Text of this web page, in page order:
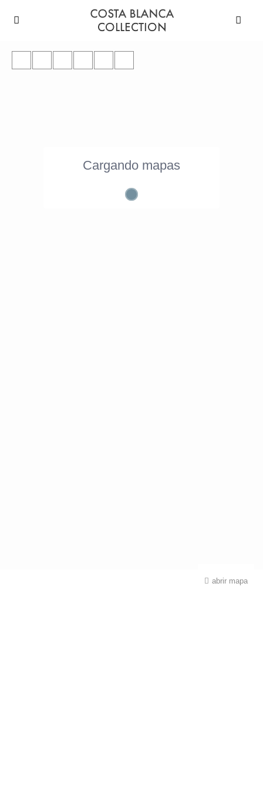
Cargando mapas
abrir mapa